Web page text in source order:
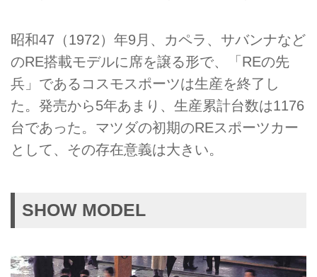
昭和47（1972）年9月、カペラ、サバンナなど
のRE搭載モデルに席を譲る形で、「REの先
兵」であるコスモスポーツは生産を終了し
た。発売から5年あまり、生産累計台数は1176
台であった。マツダの初期のREスポーツカー
として、その存在意義は大きい。
SHOW MODEL